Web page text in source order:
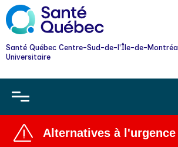
Santé Québec Centre-Sud-de-l'Île-de-Montréal
Universitaire
Alternatives à l'urgence